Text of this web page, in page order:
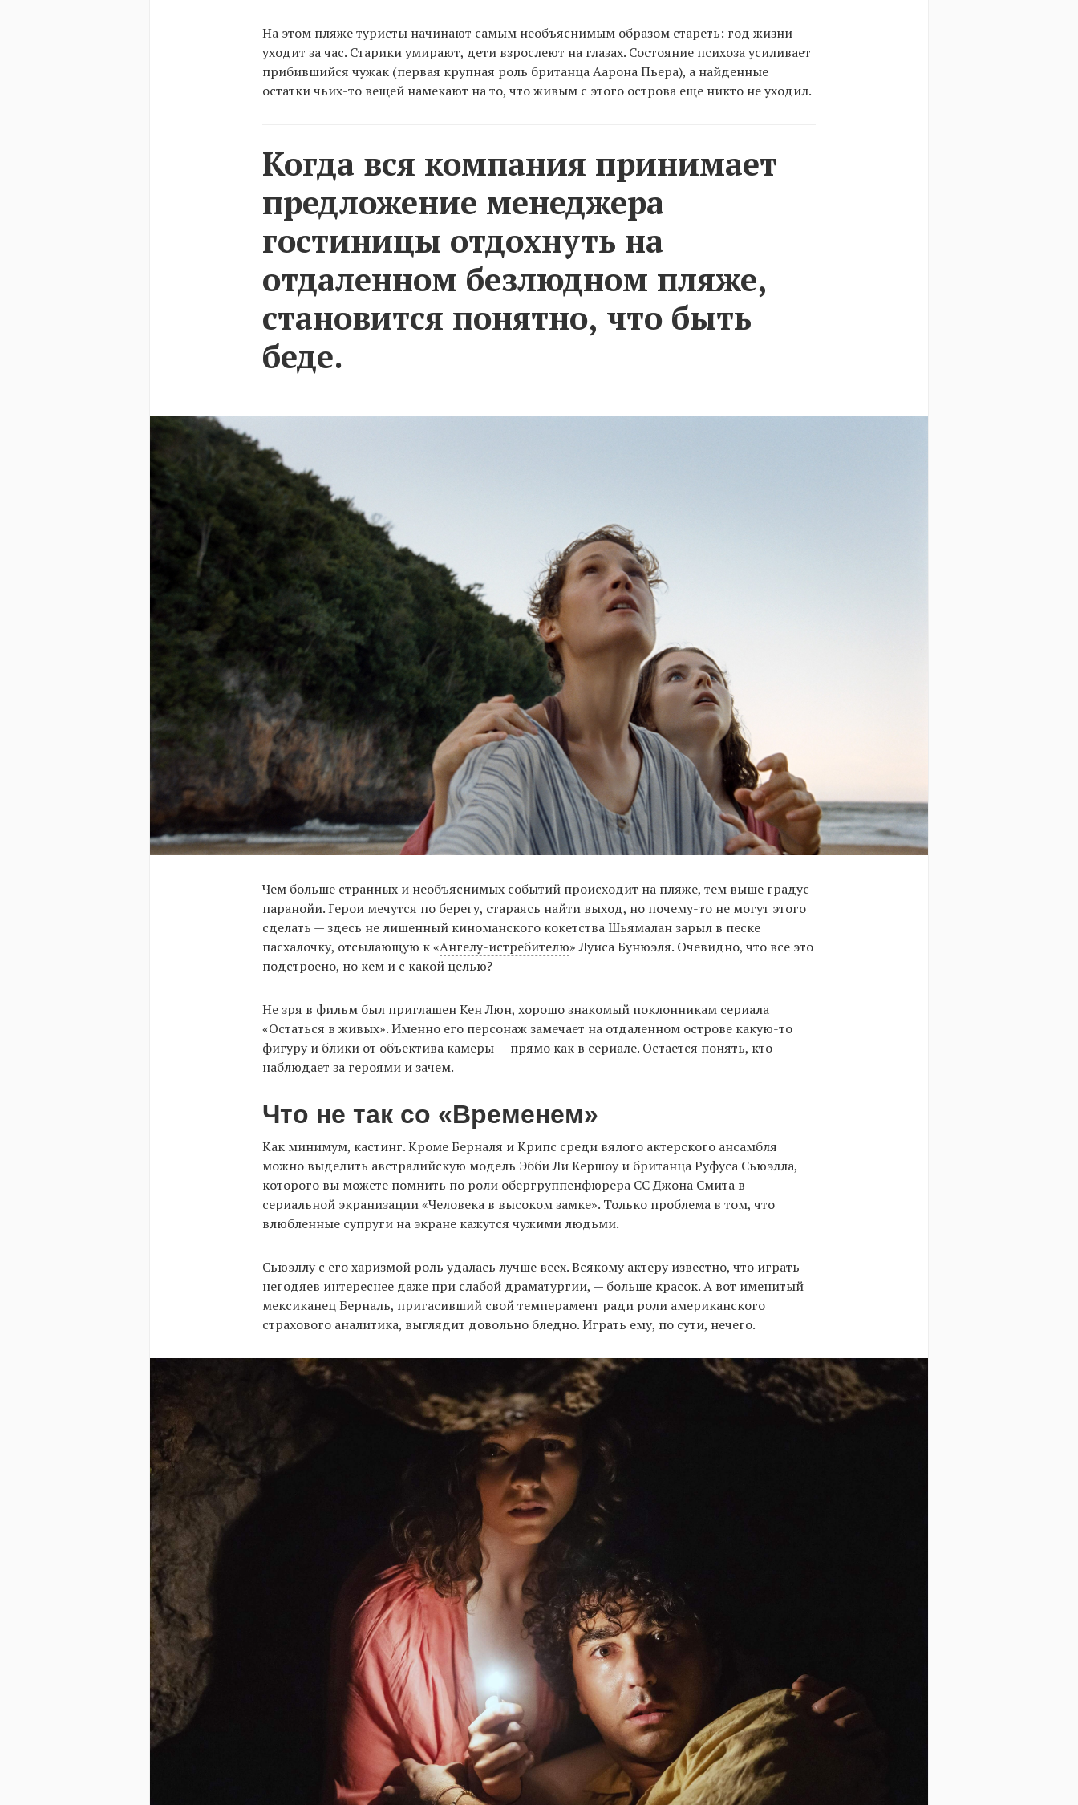
На этом пляже туристы начинают самым необъяснимым образом стареть: год жизни
уходит за час. Старики умирают, дети взрослеют на глазах. Состояние психоза усиливает
прибившийся чужак (первая крупная роль британца Аарона Пьера), а найденные
остатки чьих-то вещей намекают на то, что живым с этого острова еще никто не уходил.
Когда вся компания принимает
предложение менеджера
гостиницы отдохнуть на
отдаленном безлюдном пляже,
становится понятно, что быть
беде.
Чем больше странных и необъяснимых событий происходит на пляже, тем выше градус
паранойи. Герои мечутся по берегу, стараясь найти выход, но почему-то не могут этого
сделать — здесь не лишенный киноманского кокетства Шьямалан зарыл в песке
пасхалочку, отсылающую к «Ангелу-истребителю» Луиса Бунюэля. Очевидно, что все это
подстроено, но кем и с какой целью?
Не зря в фильм был приглашен Кен Люн, хорошо знакомый поклонникам сериала
«Остаться в живых». Именно его персонаж замечает на отдаленном острове какую-то
фигуру и блики от объектива камеры — прямо как в сериале. Остается понять, кто
наблюдает за героями и зачем.
Что не так со «Временем»
Как минимум, кастинг. Кроме Берналя и Крипс среди вялого актерского ансамбля
можно выделить австралийскую модель Эбби Ли Кершоу и британца Руфуса Сьюэлла,
которого вы можете помнить по роли обергруппенфюрера СС Джона Смита в
сериальной экранизации «Человека в высоком замке». Только проблема в том, что
влюбленные супруги на экране кажутся чужими людьми.
Сьюэллу с его харизмой роль удалась лучше всех. Всякому актеру известно, что играть
негодяев интереснее даже при слабой драматургии, — больше красок. А вот именитый
мексиканец Берналь, пригасивший свой темперамент ради роли американского
страхового аналитика, выглядит довольно бледно. Играть ему, по сути, нечего.